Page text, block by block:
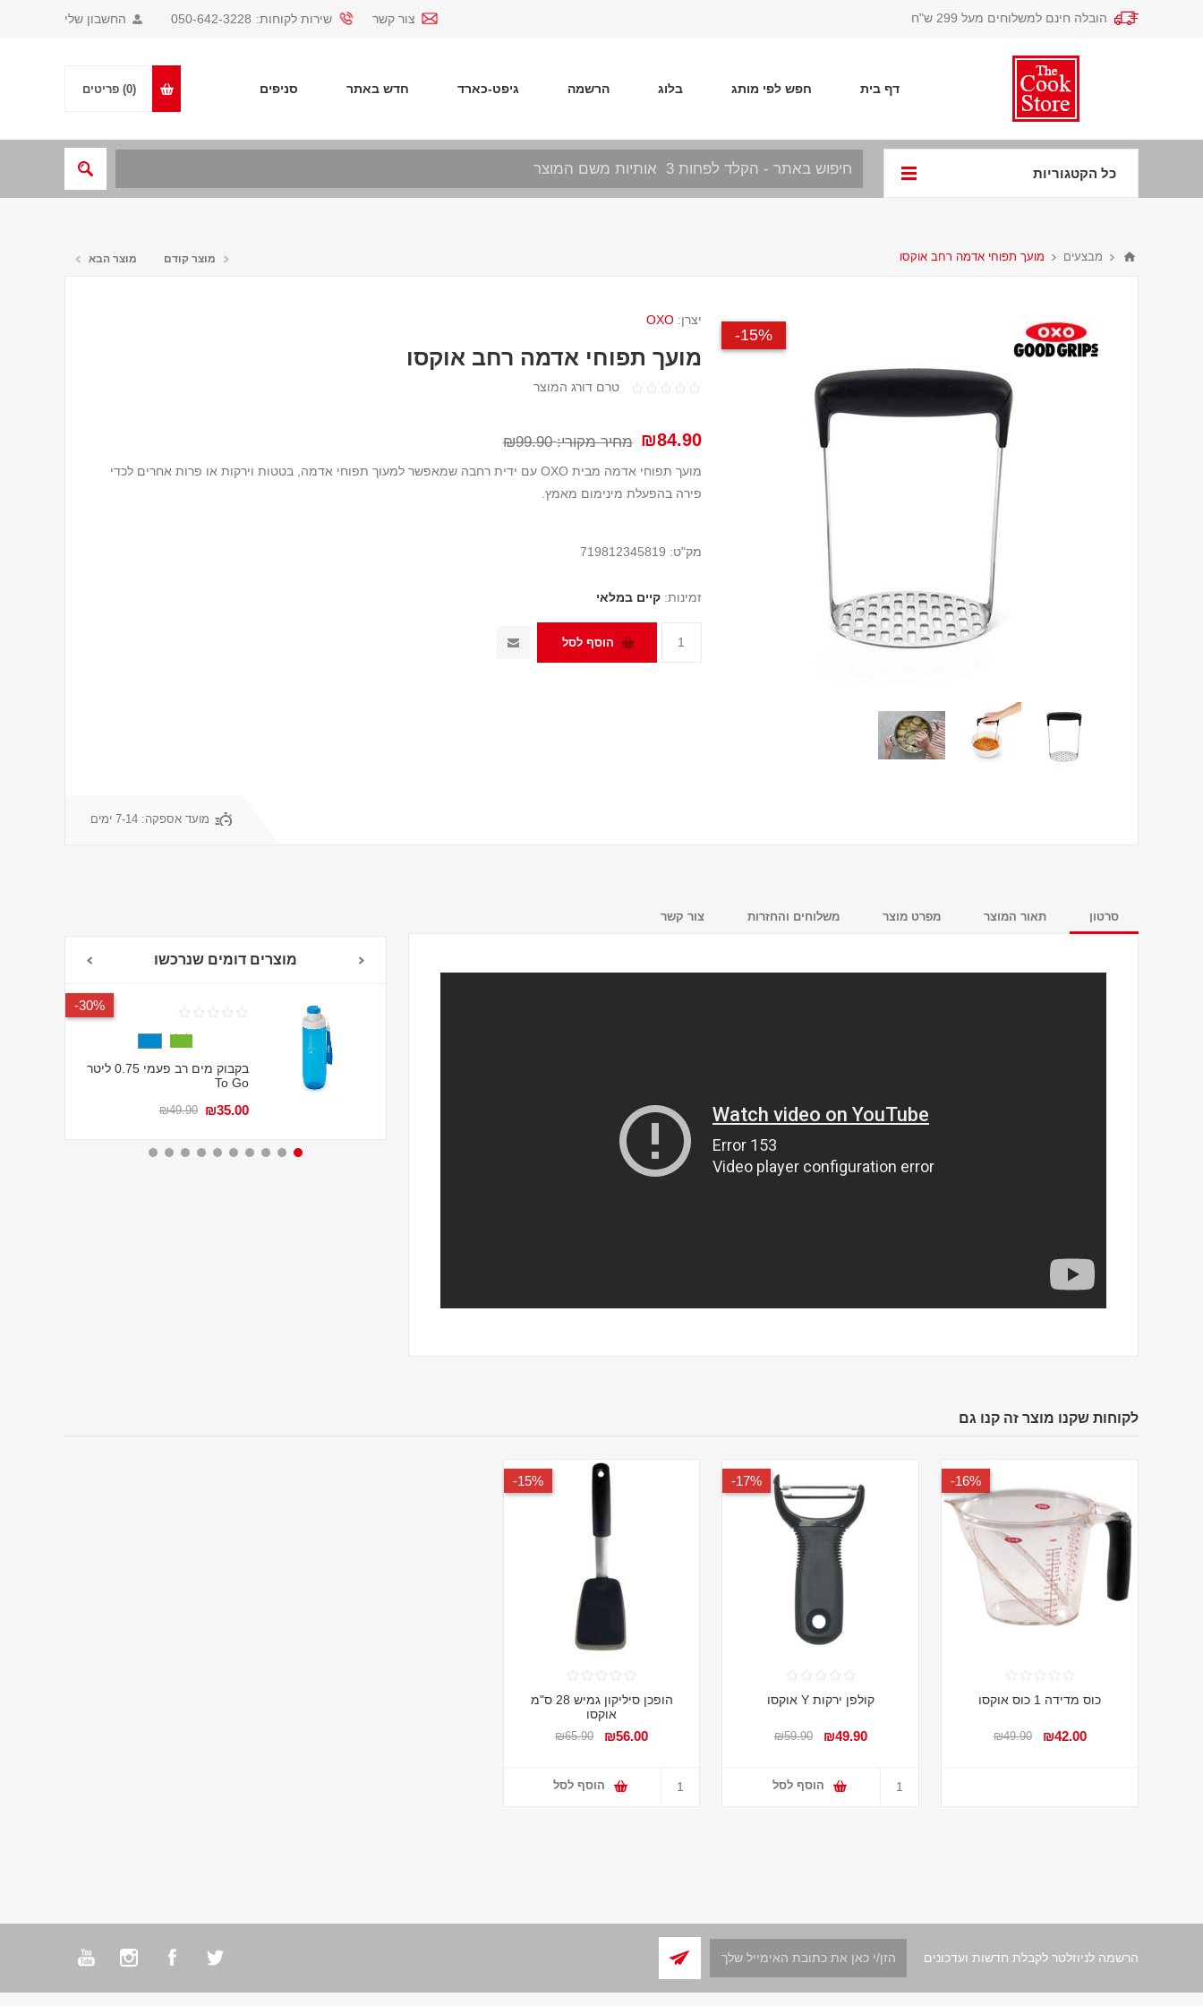
החשבון שלי צור קשר שירות לקוחות: 050-642-3228 הובלה חינם למשלוחים מעל 299 ש"ח
דף בית חפש לפי מותג בלוג הרשמה גיפט-כארד חדש באתר סניפים (0) פריטים
כל הקטגוריות
מבצעים מועך תפוחי אדמה רחב אוקסו מוצר קודם מוצר הבא
15%-
יצרן: OXO
מועך תפוחי אדמה רחב אוקסו
טרם דורג המוצר
₪84.90 מחיר מקורי: ₪99.90
מועך תפוחי אדמה מבית OXO עם ידית רחבה שמאפשר למעוך תפוחי אדמה, בטטות וירקות או פרות אחרים לכדי
פירה בהפעלת מינימום מאמץ.
מק"ט: 719812345819
זמינות: קיים במלאי
מועד אספקה: 7-14 ימים
סרטון תאור המוצר מפרט מוצר משלוחים והחזרות צור קשר
מוצרים דומים שנרכשו
30%-
בקבוק מים רב פעמי 0.75 ליטר
To Go
₪35.00
₪49.90
לקוחות שקנו מוצר זה קנו גם
16%-
כוס מדידה 1 כוס אוקסו
₪42.00
₪49.90
17%-
קולפן ירקות Y אוקסו
₪49.90
₪59.90
הוסף לסל
15%-
הופכן סיליקון גמיש 28 ס"מ
אוקסו
₪56.00
₪65.90
הוסף לסל
הרשמה לניוזלטר לקבלת חדשות ועדכונים